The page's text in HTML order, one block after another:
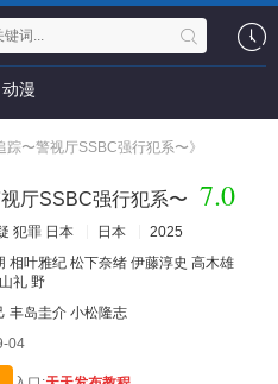
动漫
踪〜警视厅SSBC强行犯系〜》
厅SSBC强行犯系〜 7.0
犯罪 日本 日本
2025
相叶雅纪 松下奈绪 伊藤淳史 高木雄
礼 野
丰岛圭介 小松隆志
04